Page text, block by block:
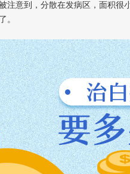
注意到，分散在发病区，面积
。